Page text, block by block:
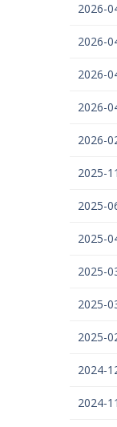
2026-
2026-
2026-
2026-
2026-
2025-11
2025-
2025-
2025-
2025-
2025-
2024-
2024-